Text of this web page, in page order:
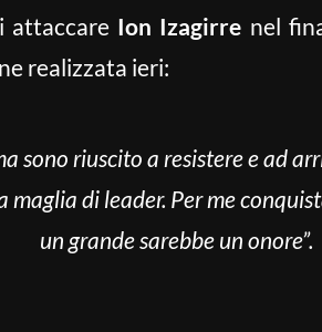
attaccare Ion Izagirre nel
realizzata ieri:
sono riuscito a resistere e ad
di leader. Per me
un grande sarebbe un onore”.